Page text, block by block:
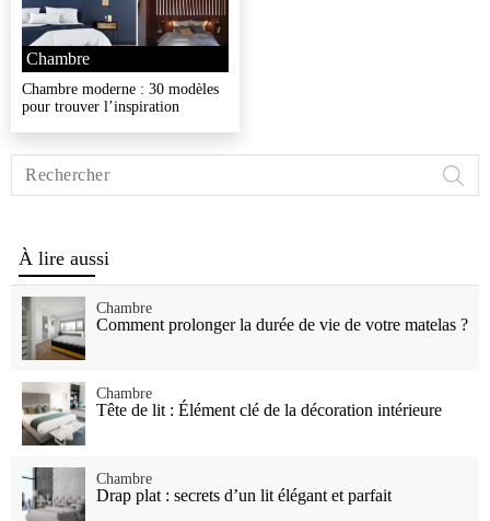
Chambre moderne : 30 modèles
pour trouver l’inspiration
Chambre
sur
À lire aussi
Comment prolonger la durée de vie de votre matelas ?
Chambre
Tête de lit : Élément clé de la décoration intérieure
Chambre
Drap plat : secrets d’un lit élégant et parfait
Chambre